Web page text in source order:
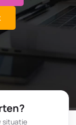
situatie